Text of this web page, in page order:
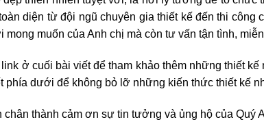
diện từ đội ngũ chuyên gia thiết kế đến thi công
mong muốn của Anh chị mà còn tư vấn tận tình,
ở cuối bài viết để tham khảo thêm những thiết
phía dưới để không bỏ lỡ những kiến thức thiết kế
chân thành cảm ơn sự tin tưởng và ủng hộ của Quý